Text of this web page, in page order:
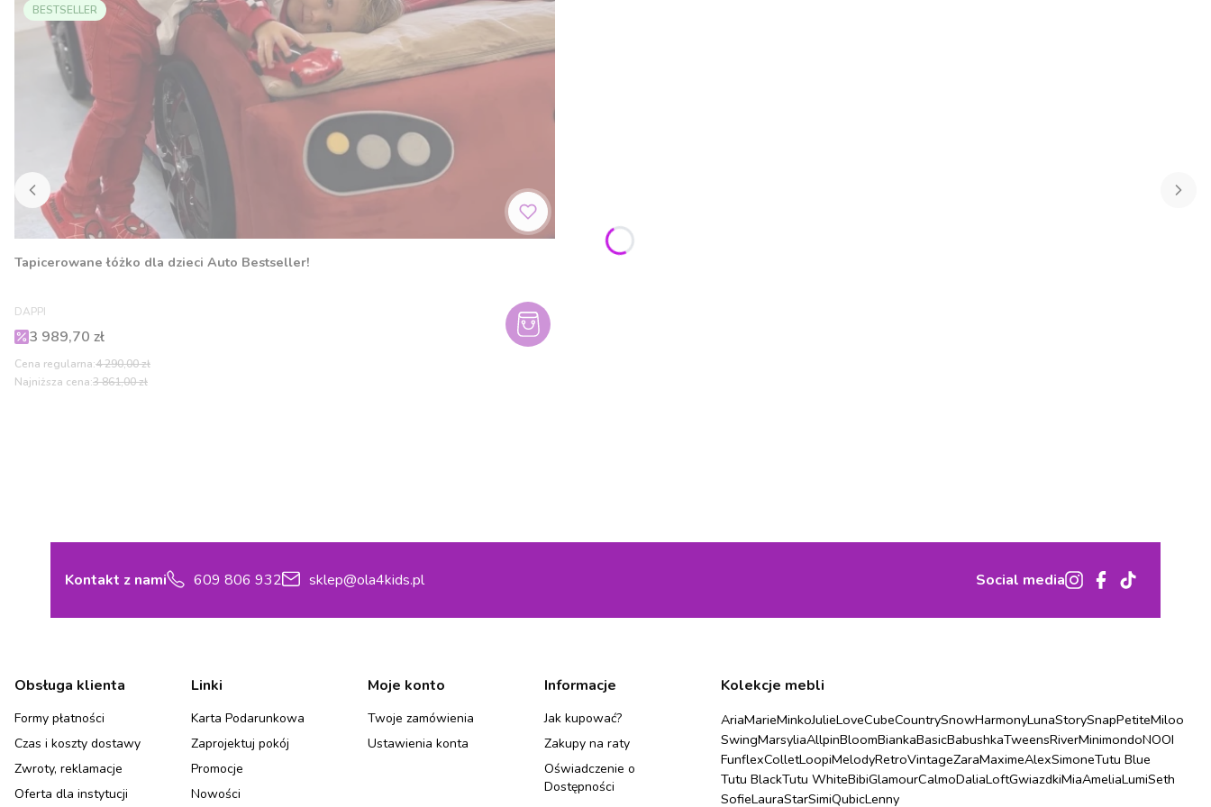
BESTSELLER
Tapicerowane łóżko dla dzieci Auto Bestseller!
PRODUCENT
DAPPI
Cena promocyjna
3 989,70 zł
Cena regularna:4 290,00 zł
Najniższa cena:3 861,00 zł
Kontakt z nami 609 806 932 sklep@ola4kids.pl Social media
Linki w stopce
Obsługa klienta
Formy płatności
Czas i koszty dostawy
Zwroty, reklamacje
Oferta dla instytucji
Linki
Karta Podarunkowa
Zaprojektuj pokój
Promocje
Nowości
Moje konto
Twoje zamówienia
Ustawienia konta
Informacje
Jak kupować?
Zakupy na raty
Oświadczenie o
Dostępności
Kolekcje mebli
AriaMarieMinkoJulieLoveCubeCountrySnowHarmonyLunaStorySnapPetiteMiloo
SwingMarsyliaAllpinBloomBiankaBasicBabushkaTweensRiverMinimondoNOOI
FunflexColletLoopiMelodyRetroVintageZaraMaximeAlexSimoneTutu Blue
Tutu BlackTutu WhiteBibiGlamourCalmoDaliaLoftGwiazdkiMiaAmeliaLumiSeth
SofieLauraStarSimiQubicLenny